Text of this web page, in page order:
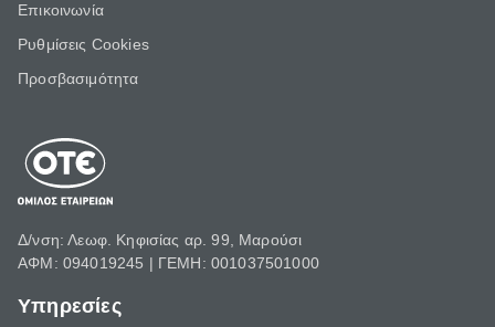
Επικοινωνία
Ρυθμίσεις Cookies
Προσβασιμότητα
Δ/νση: Λεωφ. Κηφισίας αρ. 99, Μαρούσι
ΑΦΜ: 094019245 | ΓΕΜΗ: 001037501000
Υπηρεσίες